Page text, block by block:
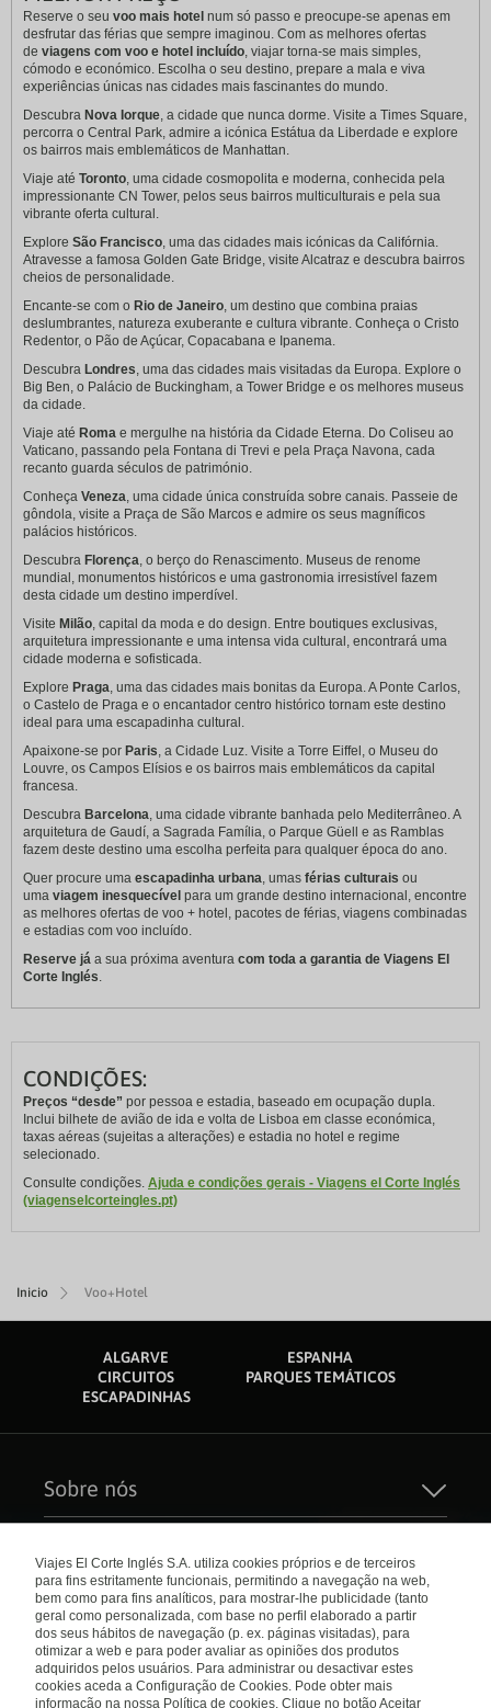
Inicio Voo+Hotel
Reserve o seu voo mais hotel num só passo e preocupe-se apenas em
desfrutar das férias que sempre imaginou. Com as melhores ofertas
de viagens com voo e hotel incluído, viajar torna-se mais simples,
cómodo e económico. Escolha o seu destino, prepare a mala e viva
experiências únicas nas cidades mais fascinantes do mundo.
Descubra Nova Iorque, a cidade que nunca dorme. Visite a Times Square,
percorra o Central Park, admire a icónica Estátua da Liberdade e explore
os bairros mais emblemáticos de Manhattan.
Viaje até Toronto, uma cidade cosmopolita e moderna, conhecida pela
impressionante CN Tower, pelos seus bairros multiculturais e pela sua
vibrante oferta cultural.
Explore São Francisco, uma das cidades mais icónicas da Califórnia.
Atravesse a famosa Golden Gate Bridge, visite Alcatraz e descubra bairros
cheios de personalidade.
Encante-se com o Rio de Janeiro, um destino que combina praias
deslumbrantes, natureza exuberante e cultura vibrante. Conheça o Cristo
Redentor, o Pão de Açúcar, Copacabana e Ipanema.
Descubra Londres, uma das cidades mais visitadas da Europa. Explore o
Big Ben, o Palácio de Buckingham, a Tower Bridge e os melhores museus
da cidade.
Viaje até Roma e mergulhe na história da Cidade Eterna. Do Coliseu ao
Vaticano, passando pela Fontana di Trevi e pela Praça Navona, cada
recanto guarda séculos de património.
Conheça Veneza, uma cidade única construída sobre canais. Passeie de
gôndola, visite a Praça de São Marcos e admire os seus magníficos
palácios históricos.
Descubra Florença, o berço do Renascimento. Museus de renome
mundial, monumentos históricos e uma gastronomia irresistível fazem
desta cidade um destino imperdível.
Visite Milão, capital da moda e do design. Entre boutiques exclusivas,
arquitetura impressionante e uma intensa vida cultural, encontrará uma
cidade moderna e sofisticada.
Explore Praga, uma das cidades mais bonitas da Europa. A Ponte Carlos,
o Castelo de Praga e o encantador centro histórico tornam este destino
ideal para uma escapadinha cultural.
Apaixone-se por Paris, a Cidade Luz. Visite a Torre Eiffel, o Museu do
Louvre, os Campos Elísios e os bairros mais emblemáticos da capital
francesa.
Descubra Barcelona, uma cidade vibrante banhada pelo Mediterrâneo. A
arquitetura de Gaudí, a Sagrada Família, o Parque Güell e as Ramblas
fazem deste destino uma escolha perfeita para qualquer época do ano.
Quer procure uma escapadinha urbana, umas férias culturais ou
uma viagem inesquecível para um grande destino internacional, encontre
as melhores ofertas de voo + hotel, pacotes de férias, viagens combinadas
e estadias com voo incluído.
Reserve já a sua próxima aventura com toda a garantia de Viagens El
Corte Inglés.
CONDIÇÕES:
Preços “desde” por pessoa e estadia, baseado em ocupação dupla.
Inclui bilhete de avião de ida e volta de Lisboa em classe económica,
taxas aéreas (sujeitas a alterações) e estadia no hotel e regime
selecionado.
Consulte condições. Ajuda e condições gerais - Viagens el Corte Inglés
(viagenselcorteingles.pt)
ALGARVE
ESPANHA
CIRCUITOS
PARQUES TEMÁTICOS
ESCAPADINHAS
Sobre nós
Quem Somos
Seguros de Viagem
Carreiras
El Corte Inglés
Catálogos
Check-in Online
Condições Gerais
Política de privacidade
Política de Cookies
Empresas/ Grupos
Livro de Reclamações
Internacional
Portugal
Viajes El Corte Inglés S.A. utiliza cookies próprios e de terceiros
para fins estritamente funcionais, permitindo a navegação na web,
bem como para fins analíticos, para mostrar-lhe publicidade (tanto
geral como personalizada, com base no perfil elaborado a partir
dos seus hábitos de navegação (p. ex. páginas visitadas), para
otimizar a web e para poder avaliar as opiniões dos produtos
adquiridos pelos usuários. Para administrar ou desactivar estes
cookies aceda a Configuração de Cookies. Pode obter mais
informação na nossa Política de cookies. Clique no botão Aceitar